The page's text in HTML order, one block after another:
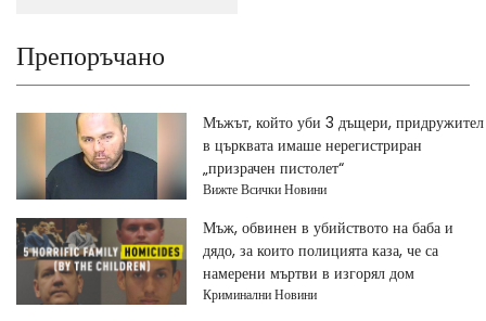
Препоръчано
Мъжът, който уби 3 дъщери, придружител
в църквата имаше нерегистриран
„призрачен пистолет“
Вижте Всички Новини
Мъж, обвинен в убийството на баба и
дядо, за които полицията каза, че са
намерени мъртви в изгорял дом
Криминални Новини